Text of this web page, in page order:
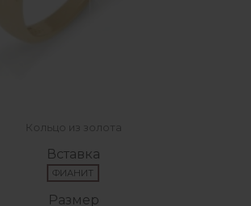
Кольцо из золота
Вставка
ФИАНИТ
Размер